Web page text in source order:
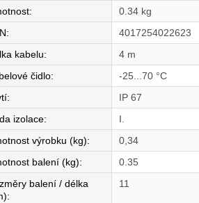
:
0.34 kg
:
4017254022623
kabelu:
4 m
čidlo:
-25...70 °C
:
IP 67
izolace:
I.
výrobku (kg):
0,34
balení (kg):
0.35
balení / délka
:
11